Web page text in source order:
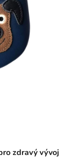
zdravý vývoj